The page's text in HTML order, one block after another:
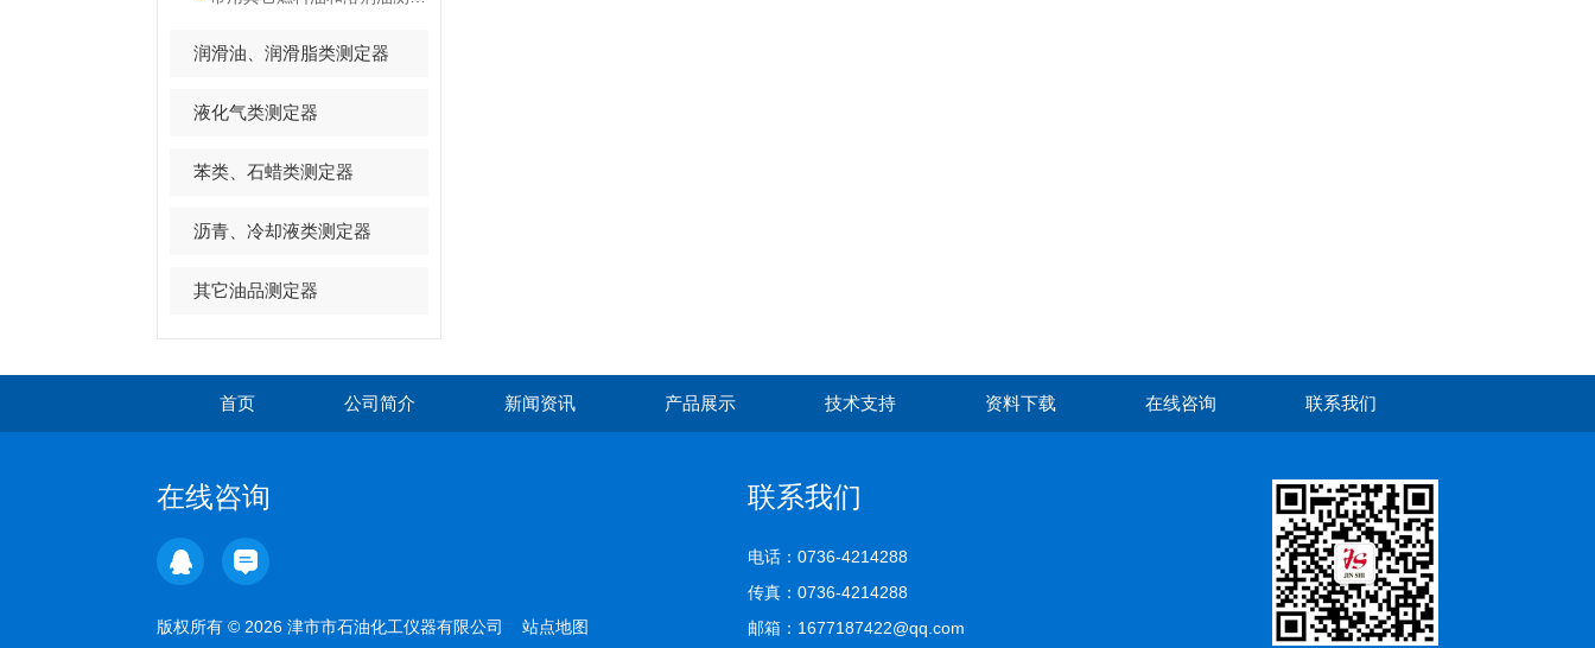
润滑油、润滑脂类测定器
液化气类测定器
苯类、石蜡类测定器
沥青、冷却液类测定器
其它油品测定器
首页 公司简介 新闻资讯 产品展示 技术支持 资料下载 在线咨询 联系我们
在线咨询
版权所有 © 2026 津市市石油化工仪器有限公司 站点地图
联系我们
电话：0736-4214288
传真：0736-4214288
邮箱：1677187422@qq.com